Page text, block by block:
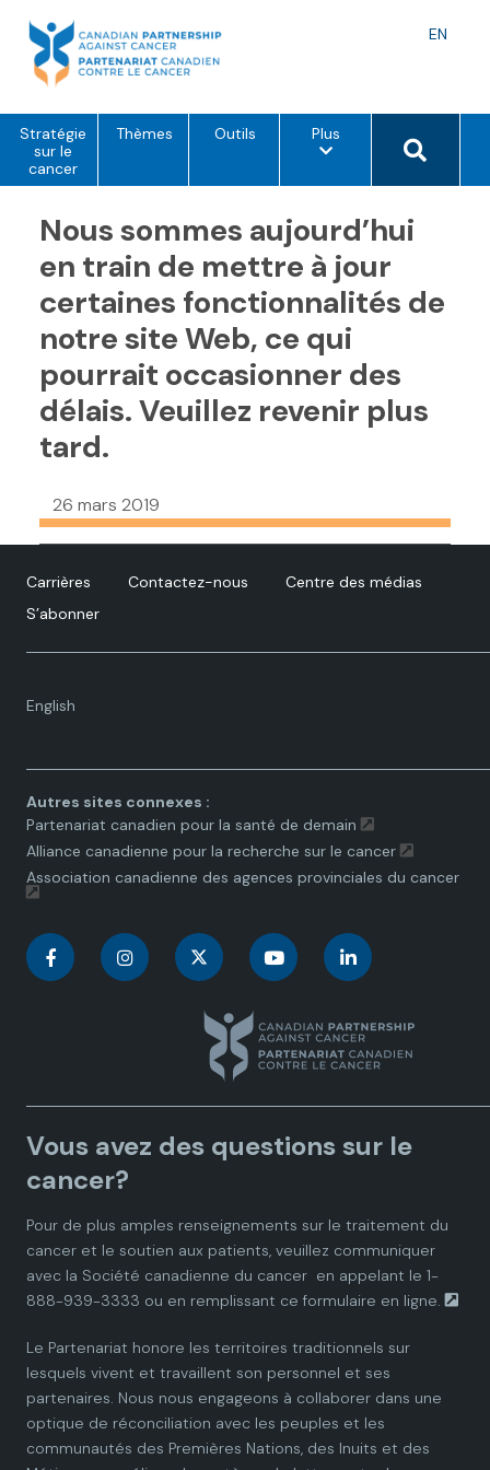
content
EN
Stratégie
sur le
cancer
Thèmes Outils Pluso
i
s
d
e
m
n
u
Search
Nous sommes aujourd’hui
en train de mettre à jour
certaines fonctionnalités de
notre site Web, ce qui
pourrait occasionner des
délais. Veuillez revenir plus
tard.
26 mars 2019
Carrières Contactez-nous
Centre des médias
S’abonner
English
Language
Autres sites connexes :
Partenariat canadien pour la santé de demain
Alliance canadienne pour la recherche sur le cancer
Association canadienne des agences provinciales du cancer
C
a
d
a
n
P
a
r
C
a
d
a
n
P
a
r
n
a
d
a
n
P
a
r
C
n
a
d
a
n
P
a
r
C
n
a
d
a
n
P
a
r
Vous avez des questions sur le
cancer?
Pour de plus amples renseignements sur le traitement du
cancer et le soutien aux patients, veuillez communiquer
avec la Société canadienne du cancer en appelant le 1-
888-939-3333 ou en remplissant ce formulaire en ligne.
Le Partenariat honore les territoires traditionnels sur
lesquels vivent et travaillent son personnel et ses
partenaires. Nous nous engageons à collaborer dans une
optique de réconciliation avec les peuples et les
communautés des Premières Nations, des Inuits et des